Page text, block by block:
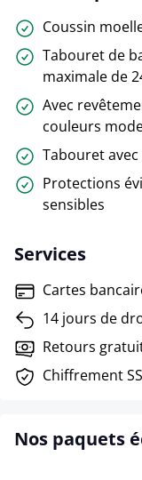
Coussin
Tabouret de
maximale de
Avec
couleurs
Tabouret
Protections
sensibles
Services
Cartes
14 jours de
Retours
Chiffrement
Nos paquets